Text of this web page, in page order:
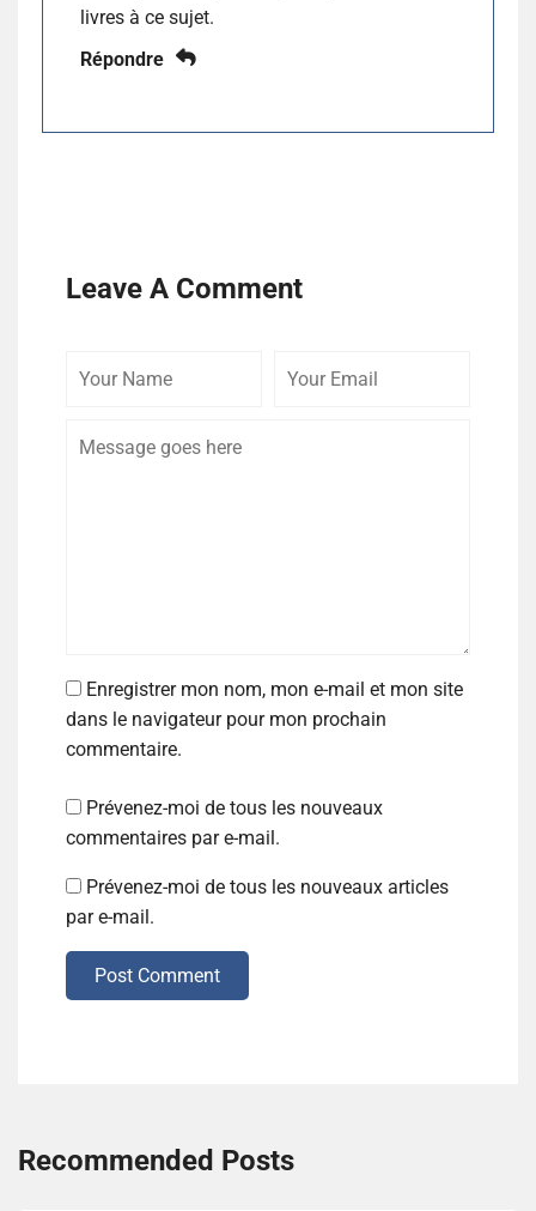
livres à ce sujet.
Répondre
Leave A Comment
Enregistrer mon nom, mon e-mail et mon site
dans le navigateur pour mon prochain
commentaire.
Prévenez-moi de tous les nouveaux
commentaires par e-mail.
Prévenez-moi de tous les nouveaux articles
par e-mail.
Post Comment
Recommended Posts